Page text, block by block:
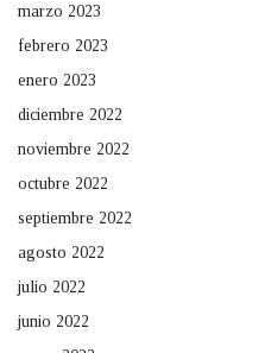
marzo 2023
febrero 2023
enero 2023
diciembre 2022
noviembre 2022
octubre 2022
septiembre 2022
agosto 2022
julio 2022
junio 2022